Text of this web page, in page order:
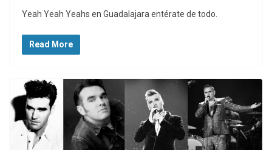
Yeah Yeah Yeahs en Guadalajara entérate de todo.
Read More